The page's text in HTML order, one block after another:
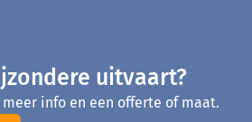
uitvaart?
info en een offerte of maat.